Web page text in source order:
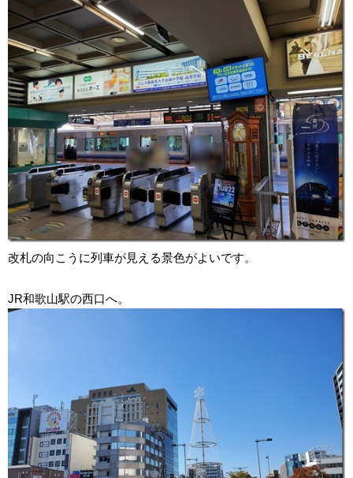
改札の向こうに列車が見える景色がよいです。
JR和歌山駅の西口へ。